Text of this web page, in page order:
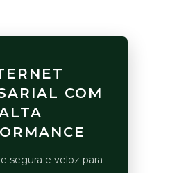
COM
segura e veloz para